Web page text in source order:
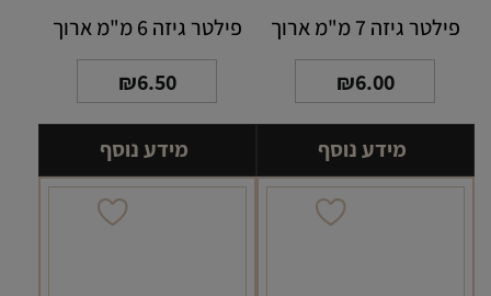
פילטר גיזה 7 מ"מ ארוך
₪6.00
מידע נוסף
פילטר גיזה 6 מ"מ ארוך
₪6.50
מידע נוסף